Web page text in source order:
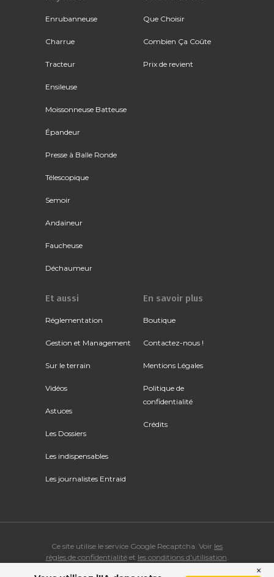
Enrubanneuse
Charrue
Tracteur
Ensileuse
Moissonneuse Batteuse
Épandeur
Presse à Balle Ronde
Télescopique
Semoir
Andaineur
Faucheuse
Déchaumeur
Que Choisir
Combien Ça Coûte
Prix de revient
Et aussi
Réglementation
Gestion et Management
Sur le terrain
Vidéos
Astuces
Les Dossiers
Les indispensables
Les journalistes Entraid
En savoir plus
Boutique
Contactez-nous !
Mentions Légales
Politique de
confidentialité
Crédits
Ce site utilise le service Google Recaptcha. Voir les
règles de confidentialitéet les conditions d'utilisation.
×